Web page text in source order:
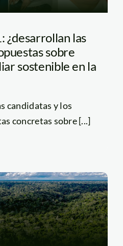
¿desarrollan las
sobre
sostenible en la
candidatas y los
concretas sobre [...]